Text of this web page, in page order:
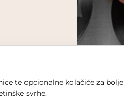
te opcionalne kolačiće za bolje
svrhe.